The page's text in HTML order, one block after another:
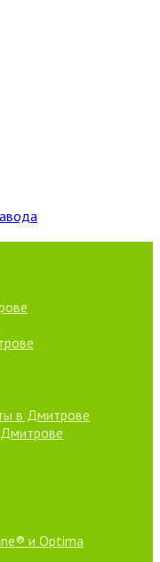
в Дмитрове
и Optima